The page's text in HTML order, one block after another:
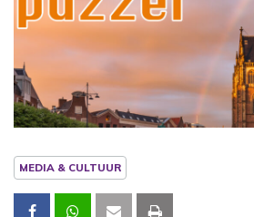
MEDIA & CULTUUR